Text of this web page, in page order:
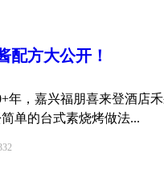
配方大公开！
年，嘉兴福朋喜来登酒店
单的台式素烧烤做法...